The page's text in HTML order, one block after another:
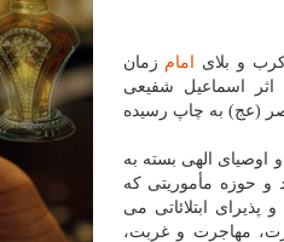
و بلای امام زمان
اثر اسماعیل شفیعی
(عج) به چاپ رسیده
اوصیای الهی بسته به
حوزه مأموریتی كه
پذیرای ابتلائاتی می
مهاجرت و غربت،